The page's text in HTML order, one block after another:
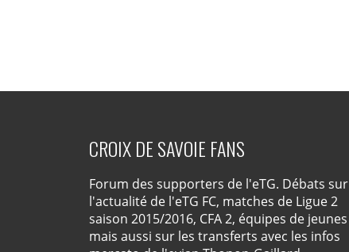
CROIX DE SAVOIE FANS
Forum des supporters de l'eTG. Débats sur
l'actualité de l'eTG FC, matches de Ligue 2
saison 2015/2016, CFA 2, équipes de jeunes
mais aussi sur les transferts avec les infos